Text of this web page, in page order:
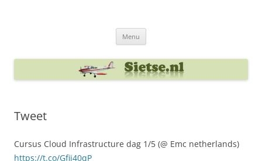
Menu
Tweet
Cursus Cloud Infrastructure dag 1/5 (@ Emc netherlands)
https://t.co/Gfij40qP